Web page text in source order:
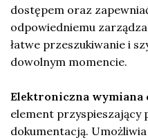
dostępem oraz
odpowiedniemu
łatwe przeszukiwanie i
dowolnym momencie.
Elektroniczna wymiana
element przyspieszający
dokumentacją. Umożliwia